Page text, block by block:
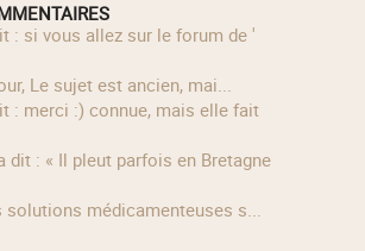
Le sujet est ancien, mai...
solutions médicamenteuses s...